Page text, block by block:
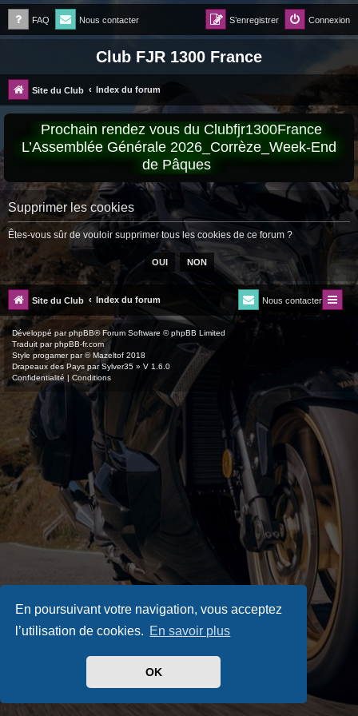
En poursuivant votre navigation, vous acceptez
l’utilisation de cookies. En savoir plus
OK
FAQ Nous contacter Connexion
S’enregistrer
Club FJR 1300 France
Site du Club Index du forum
Prochain rendez vous du Clubfjr1300France
L’Assemblée Générale 2026_Corrèze_Week-End
de Pâques
Supprimer les cookies
Êtes-vous sûr de vouloir supprimer tous les cookies de ce forum ?
Site du Club Index du forum Nous contacter
Développé parphpBB® Forum Software © phpBB Limited
Traduit parphpBB-fr.com
Style progamerpar ©Mazeltof 2018
Drapeaux des Pays par Sylver35 » V 1.6.0
Confidentialité | Conditions